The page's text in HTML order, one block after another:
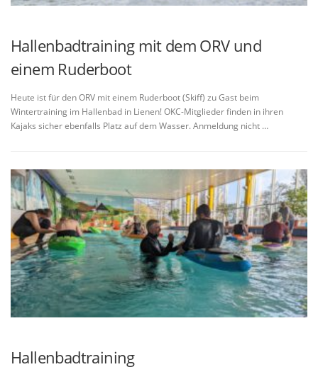
Hallenbadtraining mit dem ORV und
einem Ruderboot
Heute ist für den ORV mit einem Ruderboot (Skiff) zu Gast beim
Wintertraining im Hallenbad in Lienen! OKC-Mitglieder finden in ihren
Kajaks sicher ebenfalls Platz auf dem Wasser. Anmeldung nicht …
Hallenbadtraining